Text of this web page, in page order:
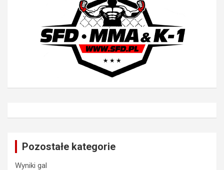
Pozostałe kategorie
Wyniki gal